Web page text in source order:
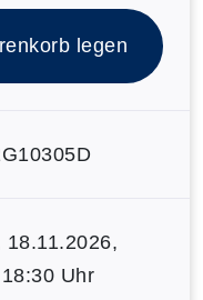
legen
18.11.2026,
Uhr